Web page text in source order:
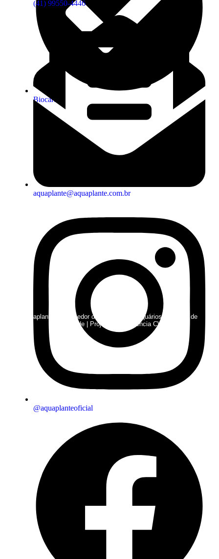
Biocarbon
(41) 99550-4446
aquaplante@aquaplante.com.br
@aquaplanteoficial
Aquaplante: Fornecedor de Plantas para aquários |
Política de
Privacidade | Projeto Web: Agência CWS